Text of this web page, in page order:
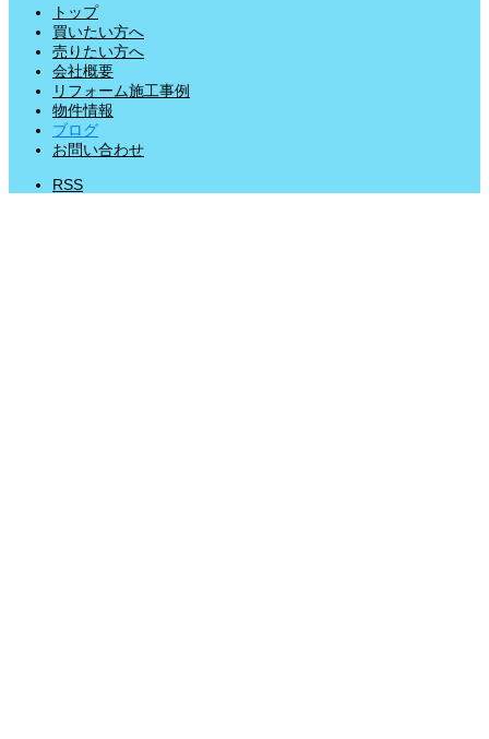
トップ
買いたい方へ
売りたい方へ
会社概要
リフォーム施工事例
物件情報
ブログ
お問い合わせ
RSS